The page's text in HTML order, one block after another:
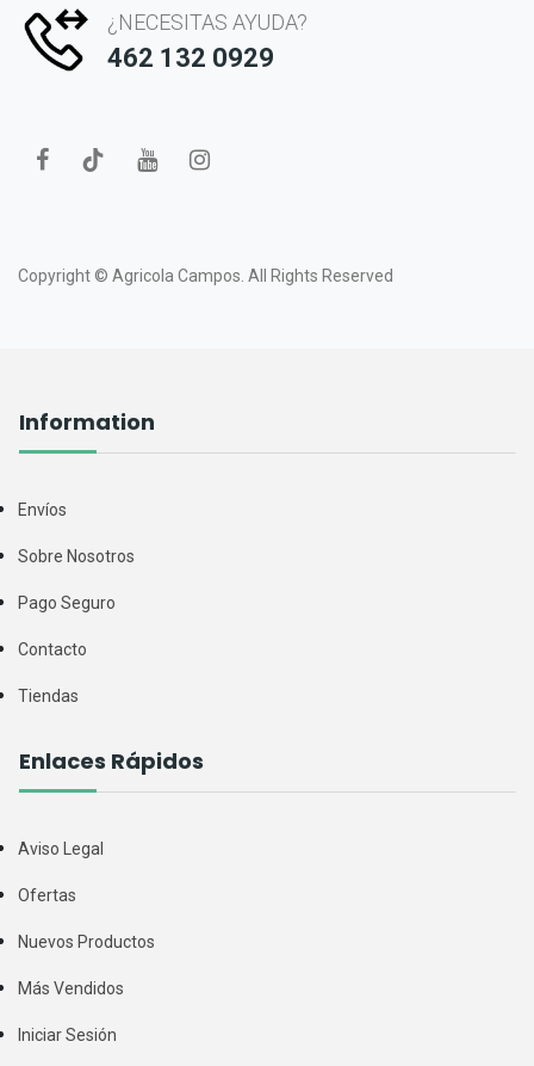
¿NECESITAS AYUDA?
462 132 0929
Copyright © Agricola Campos. All Rights Reserved
Information
Envíos
Sobre Nosotros
Pago Seguro
Contacto
Tiendas
Enlaces Rápidos
Aviso Legal
Ofertas
Nuevos Productos
Más Vendidos
Iniciar Sesión